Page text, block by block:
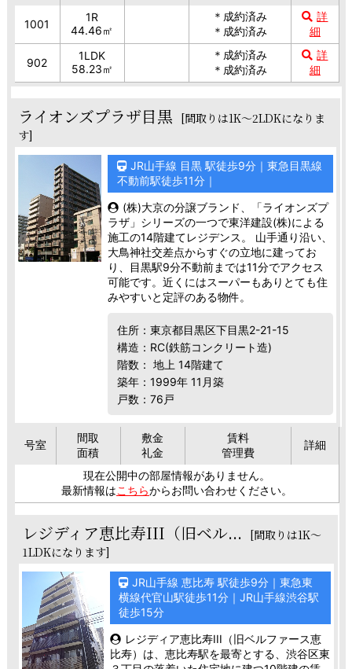
1001
1R
44.46㎡
＊成約済み
＊成約済み
詳
細
902
1LDK
58.23㎡
＊成約済み
＊成約済み
詳
細
ライオンズプラザ目黒 [間取りは1K～2LDKになりま
す]
JR山手線 目黒 駅徒歩9分｜東急目黒線
不動前駅徒歩11分｜
(株)大京の分譲ブランド、「ライオンズプ
ラザ」シリーズの一つで東洋建設(株)による
施工の14階建てレジデンス。 山手通り沿い、
大鳥神社交差点からすぐの立地に建ってお
り、目黒駅9分不動前までは11分でアクセス
可能です。近くにはスーパーもありとても住
みやすいと定評のある物件。
住所：東京都目黒区下目黒2-21-15
構造：RC(鉄筋コンクリート造)
階数： 地上 14階建て
築年：1999年 11月築
戸数：76戸
号室
間取
面積
敷金
礼金
賃料
管理費
詳細
現在公開中の部屋情報がありません。
最新情報はこちらからお問い合わせください。
レジディア恵比寿III（旧ベル... [間取りは1K～
1LDKになります]
JR山手線 恵比寿 駅徒歩9分｜東急東
横線代官山駅徒歩11分｜JR山手線渋谷駅
徒歩15分
レジディア恵比寿III（旧ベルファース恵
比寿）は、恵比寿駅を最寄とする、渋谷区東